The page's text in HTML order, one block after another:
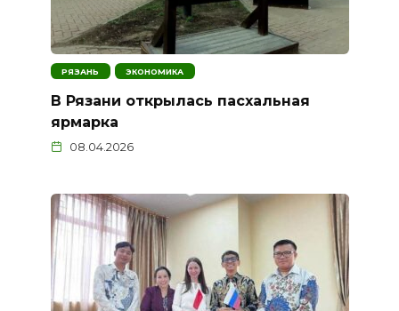
РЯЗАНЬ ЭКОНОМИКА
В Рязани открылась пасхальная
ярмарка
08.04.2026